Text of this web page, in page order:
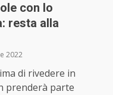
con lo
resta alla
2022
di rivedere in
prenderà parte